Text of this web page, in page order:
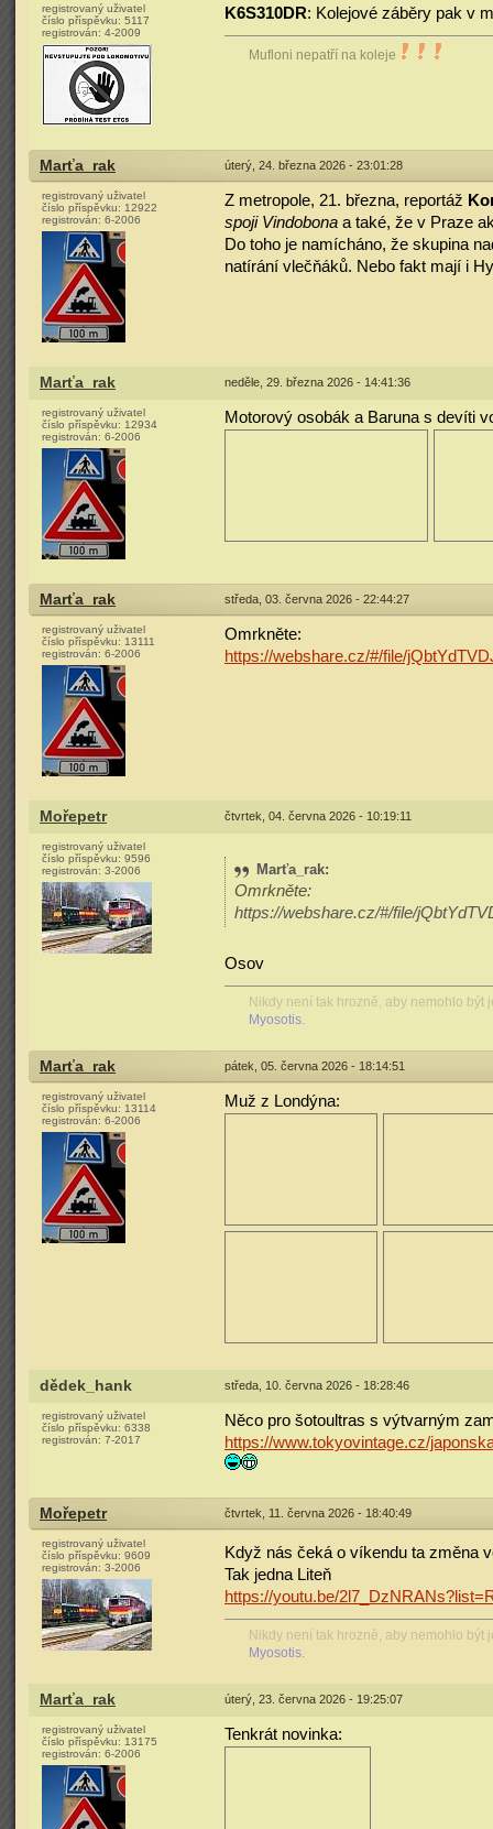
registrovaný uživatel
číslo příspěvku: 5117
registrován: 4-2009
K6S310DR: Kolejové záběry pak v
Mufloni nepatří na koleje
Marťa_rak úterý, 24. března 2026 - 23:01:28
registrovaný uživatel
číslo příspěvku: 12922
registrován: 6-2006
Z metropole, 21. března, reportáž
spoji Vindobona a také, že v Praze
Do toho je namícháno, že skupina
natírání vlečňáků. Nebo fakt mají i
Marťa_rak neděle, 29. března 2026 - 14:41:36
registrovaný uživatel
číslo příspěvku: 12934
registrován: 6-2006
Motorový osobák a Baruna s devíti
Marťa_rak středa, 03. června 2026 - 22:44:27
registrovaný uživatel
číslo příspěvku: 13111
registrován: 6-2006
Omrkněte:
https://webshare.cz/#/file/
Mořepetr čtvrtek, 04. června 2026 - 10:19:11
registrovaný uživatel
číslo příspěvku: 9596
registrován: 3-2006 Marťa_rak:
Omrkněte:
https://webshare.cz/#/file/
Osov
Nikdy není tak hrozně, aby nemohlo být
Myosotis.
Marťa_rak pátek, 05. června 2026 - 18:14:51
registrovaný uživatel
číslo příspěvku: 13114
registrován: 6-2006
Muž z Londýna:
dědek_hank středa, 10. června 2026 - 18:28:46
registrovaný uživatel
číslo příspěvku: 6338
registrován: 7-2017
Něco pro šotoultras s výtvarným
https://www.tokyovintage.cz/
Mořepetr čtvrtek, 11. června 2026 - 18:40:49
registrovaný uživatel
číslo příspěvku: 9609
registrován: 3-2006
Když nás čeká o víkendu ta změna
Tak jedna Liteň
https://youtu.be/
Nikdy není tak hrozně, aby nemohlo být
Myosotis.
Marťa_rak úterý, 23. června 2026 - 19:25:07
registrovaný uživatel
číslo příspěvku: 13175
registrován: 6-2006
Tenkrát novinka: